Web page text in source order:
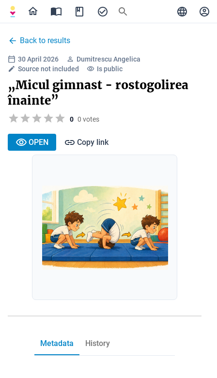
Back to results
30 April 2026
Dumitrescu Angelica
Source not included
Is public
„Micul gimnast - rostogolirea
înainte”
0 0 votes
OPEN Copy link
Metadata History